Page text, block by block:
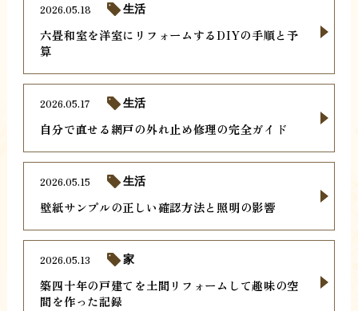
六畳和室を洋室にリフォームするDIYの手順と予
算
2026.05.18 生活
自分で直せる網戸の外れ止め修理の完全ガイド
2026.05.17 生活
壁紙サンプルの正しい確認方法と照明の影響
2026.05.15 生活
築四十年の戸建てを土間リフォームして趣味の空
間を作った記録
2026.05.13 家